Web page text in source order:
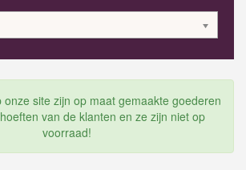
onze site zijn op maat gemaakte goederen
van de klanten en ze zijn niet op
voorraad!